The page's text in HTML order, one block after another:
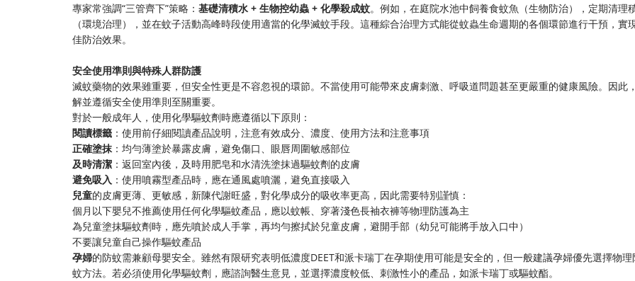
專家常強調“三管齊下”策略： 基礎清積水 + 生物控幼蟲 + 化學殺成蚊。例如，在庭院水池中飼養食蚊魚（生物防治），定期清理
（環境治理），並在蚊子活動高峰時段使用適當的化學滅蚊手段。這種綜合治理方式能從蚊蟲生命週期的各個環節進行干預，實
佳防治效果。
安全使用準則與特殊人群防護
滅蚊藥物的效果雖重要，但安全性更是不容忽視的環節。不當使用可能帶來皮膚刺激、呼吸道問題甚至更嚴重的健康風險。因此
解並遵循安全使用準則至關重要。
對於一般成年人，使用化學驅蚊劑時應遵循以下原則：
閱讀標籤 ：使用前仔細閱讀產品說明，注意有效成分、濃度、使用方法和注意事項
正確塗抹：均勻薄塗於暴露皮膚，避免傷口、眼唇周圍敏感部位
及時清潔 ：返回室內後，及時用肥皂和水清洗塗抹過驅蚊劑的皮膚
避免吸入 ：使用噴霧型產品時，應在通風處噴灑，避免直接吸入
兒童的皮膚更薄、更敏感，新陳代謝旺盛，對化學成分的吸收率更高，因此需要特別謹慎：
個月以下嬰兒不推薦使用任何化學驅蚊產品，應以蚊帳、穿著淺色長袖衣褲等物理防護為主
為兒童塗抹驅蚊劑時，應先噴於成人手掌，再均勻擦拭於兒童皮膚，避開手部（幼兒可能將手放入口中）
不要讓兒童自己操作驅蚊產品
孕婦的防蚊需兼顧母嬰安全。雖然有限研究表明低濃度DEET和派卡瑞丁在孕期使用可能是安全的，但一般建議孕婦優先選擇物理
蚊方法。若必須使用化學驅蚊劑，應諮詢醫生意見，並選擇濃度較低、刺激性小的產品，如派卡瑞丁或驅蚊酯。